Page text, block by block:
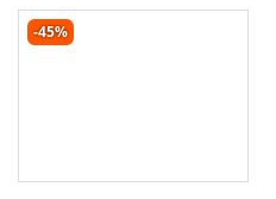
-45%